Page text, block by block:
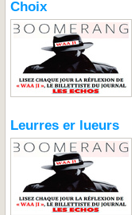
Choix
Leurres er lueurs